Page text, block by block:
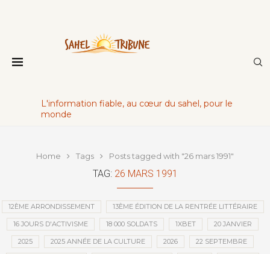
L'information fiable, au cœur du sahel, pour le
monde
Home Tags Posts tagged with "26 mars 1991"
TAG: 26 MARS 1991
12ÈME ARRONDISSEMENT 13ÈME ÉDITION DE LA RENTRÉE LITTÉRAIRE
16 JOURS D'ACTIVISME 18 000 SOLDATS 1XBET 20 JANVIER
2025 2025 ANNÉE DE LA CULTURE 2026 22 SEPTEMBRE